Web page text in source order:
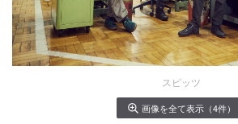
スピッツ
画像を全て表示（4件）